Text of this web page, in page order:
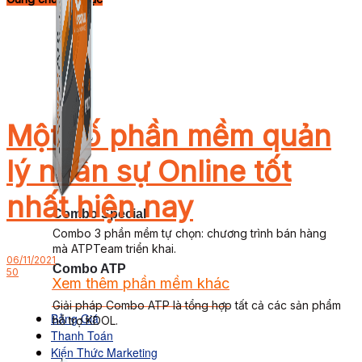
Combo Special
Combo 3 phần mềm tự chọn: chương trình bán hàng
mà ATPTeam triển khai.
Xem thêm phần mềm khác
Xem thêm phần mềm khác
Bảng Giá
Thanh Toán
Kiến Thức Marketing
Combo ATP
Giải pháp Combo ATP là tổng hợp tất cả các sản phẩm
hỗ trợ KDOL.
Một số phần mềm quản
lý nhân sự Online tốt
nhất hiện nay
06/11/2021
50